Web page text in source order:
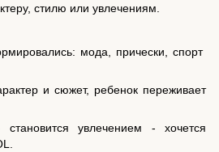
стилю или увлечениям.
мода, прически, спорт
и сюжет, ребенок переживает
становится увлечением - хочется